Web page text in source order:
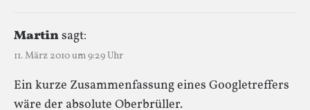
Martinsagt:
11. März 2010 um 9:29 Uhr
Ein kurze Zusammenfassung eines Googletreffers
wäre der absolute Oberbrüller.